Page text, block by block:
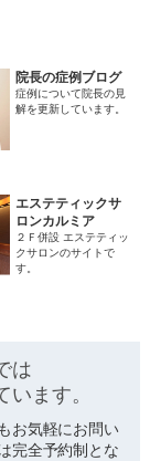
院長の症例ブログ
症例について院長の見
解を更新しています。
エステティックサ
ロンカルミア
２Ｆ併設 エステティッ
クサロンのサイトで
す。
は
います。
お気軽にお問い
完全予約制とな